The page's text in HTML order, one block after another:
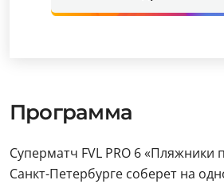
Программа
Суперматч FVL PRO 6 «Пляжники
Санкт-Петербурге соберет на